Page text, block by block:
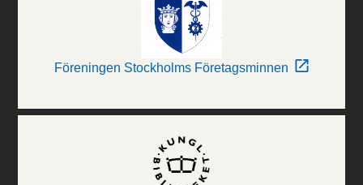
Föreningen Stockholms Företagsminnen